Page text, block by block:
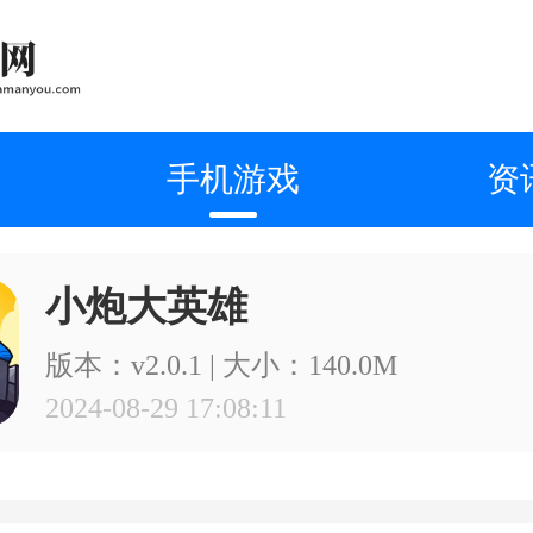
手机游戏 资
小炮大英雄
版本：v2.0.1 | 大小：140.0M
2024-08-29 17:08:11